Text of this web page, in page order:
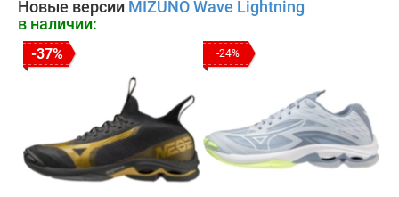
Новые версии MIZUNO Wave Lightning
в наличии:
-37% -24%